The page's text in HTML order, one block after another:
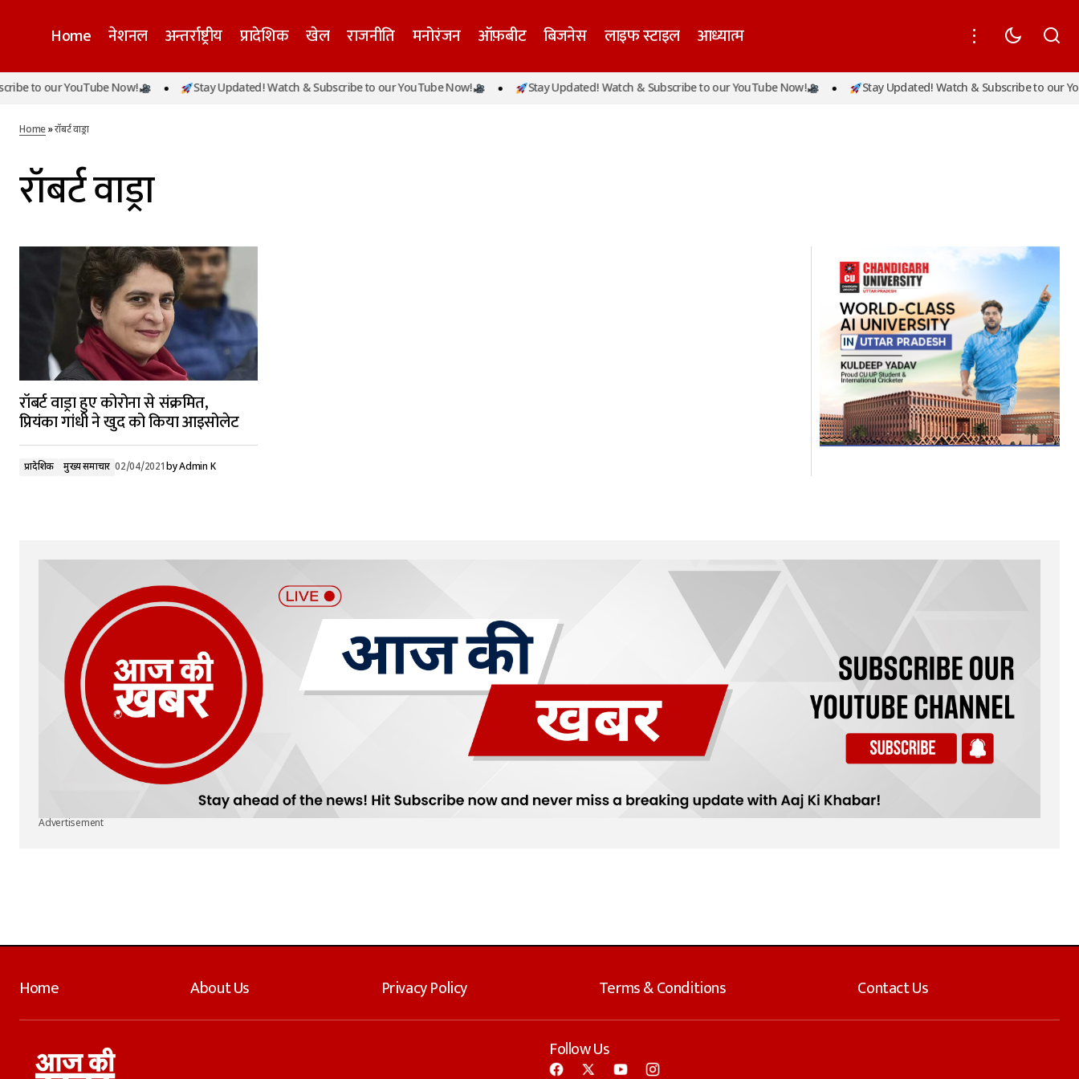
Home नेशनल अन्तर्राष्ट्रीय प्रादेशिक खेल राजनीति मनोरंजन ऑफ़बीट बिजनेस लाइफ स्टाइल आध्यात्म
to our YouTube Now! Stay Updated! Watch & Subscribe to our YouTube Now! Stay Updated! Watch & Subscribe to our YouTube Now! Stay Updated! Watch & Subscribe to our
Home»रॉबर्ट वाड्रा
रॉबर्ट वाड्रा
रॉबर्ट वाड्रा हुए कोरोना से संक्रमित,
प्रियंका गांधी ने खुद को किया आइसोलेट
प्रादेशिक मुख्य समाचार 02/04/2021byAdmin K
Advertisement
Home About Us Privacy Policy Terms & Conditions Contact Us
Follow Us